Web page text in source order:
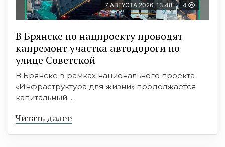
7 АВГУСТА 2026, 13:48 4
В Брянске по нацпроекту проводят
капремонт участка автодороги по
улице Советской
В Брянске в рамках национального проекта
«Инфраструктура для жизни» продолжается
капитальный ...
Читать далее